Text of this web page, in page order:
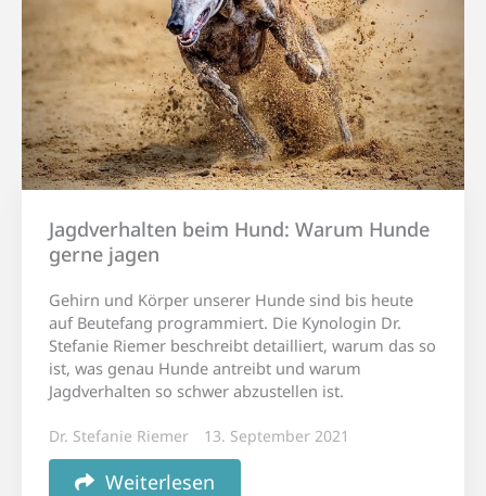
Jagdverhalten beim Hund: Warum Hunde
gerne jagen
Gehirn und Körper unserer Hunde sind bis heute
auf Beutefang programmiert. Die Kynologin Dr.
Stefanie Riemer beschreibt detailliert, warum das so
ist, was genau Hunde antreibt und warum
Jagdverhalten so schwer abzustellen ist.
Dr. Stefanie Riemer 13. September 2021
Weiterlesen